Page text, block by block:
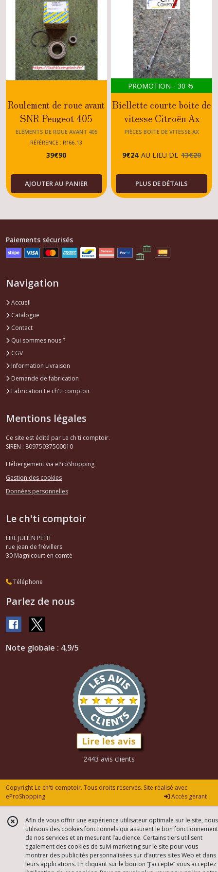
Roulement de roue avant
SNR Peugeot 405
SRI/MI16
ELÉMENTS DE ROUE AVANT 405
RÉFÉRENCE : R166.13
39€90
AJOUTER AU PANIER
PROMOTION - 30 %
Biellette courte boite de
vitesse Citroën Ax
GTI/SPORT/GT/
PIÈCES BOITE DE VITESSE AX
9€24 AU LIEU DE 13€20
PLUS DE DÉTAILS
Paiements sécurisés
Navigation
Accueil
Catalogue
Contact
Qui sommes nous ?
CGV
Information Livraison
Demande de fabrication
Fabrication Le ch'ti comptoir
Mentions légales
Ce site est édité par Le ch'ti comptoir.
SIREN : 80975037500010
Hébergement via eProShopping
Gestion des cookies
Données personnelles
Le ch'ti comptoir
EIRL JULIEN PETIT
rue jean de frévillers
30 Magnicourt en comté
Téléphone
Parlez de nous
Note globale : 4,9/5
2443 avis clients
Copyright Le ch'ti comptoir. Tous droits réservés. Site réalisé avec
eProShopping
Accès gérant
Afin de vous offrir une expérience utilisateur optimale sur le site, nous
utilisons des cookies fonctionnels qui assurent le bon fonctionnement
de nos services et en mesurent l’audience. Certains tiers utilisent
également des cookies de suivi marketing sur le site pour vous
montrer des publicités personnalisées sur d’autres sites Web et dans
leurs applications. En cliquant sur le bouton “J’accepte” vous acceptez